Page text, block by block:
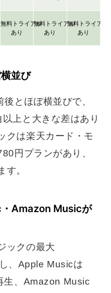
無料トライアル
あり
無料トライアル
あり
無料トライアル
あり
並び
とほぼ横並びで、
上と大きな差はあり
クは楽天カード・モ
円プランがあり、
す。
Amazon Musicが
ックの最大
、Apple Musicは
生、Amazon Music